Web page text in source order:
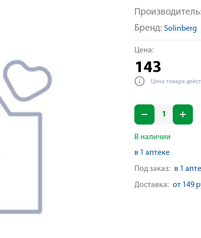
Производитель:
Бренд: Solinberg
Цена:
143
Цена товара
В наличии
в 1 аптеке
Под заказ: в 1
Доставка: от 149